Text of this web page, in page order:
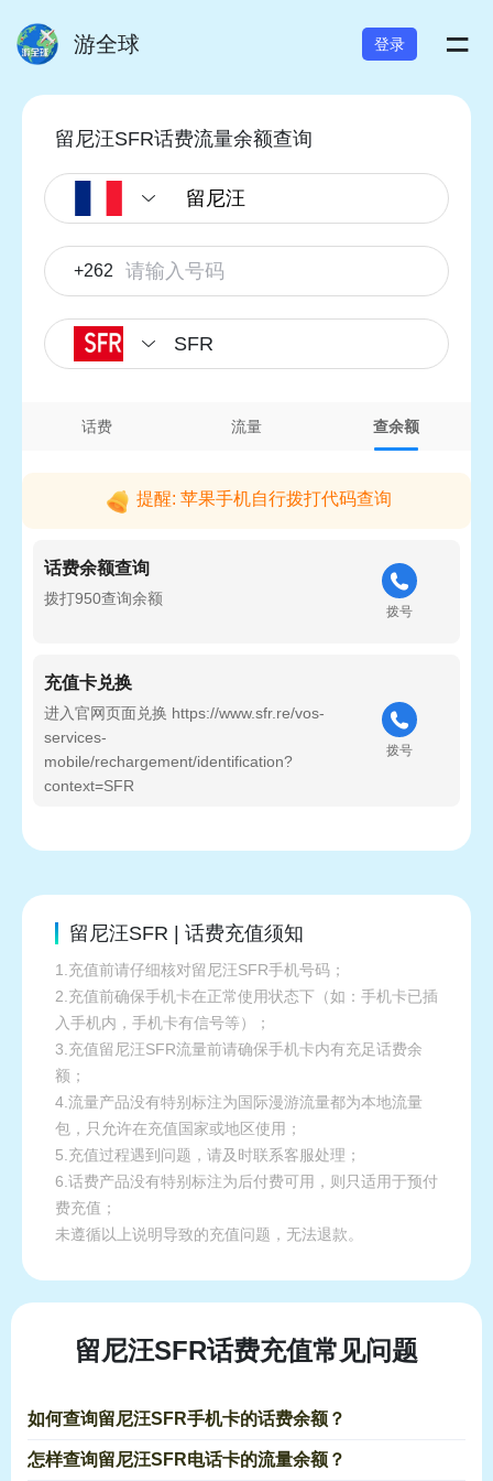
游全球 登录 =
留尼汪SFR话费流量余额查询
+262
SFR
话费 流量 查余额
提醒: 苹果手机自行拨打代码查询
话费余额查询
拨打950查询余额
拨号
充值卡兑换
进入官网页面兑换 https://www.sfr.re/vos-
services-
mobile/rechargement/identification?
context=SFR
拨号
留尼汪SFR | 话费充值须知
1.充值前请仔细核对留尼汪SFR手机号码；
2.充值前确保手机卡在正常使用状态下（如：手机卡已插
入手机内，手机卡有信号等）；
3.充值留尼汪SFR流量前请确保手机卡内有充足话费余
额；
4.流量产品没有特别标注为国际漫游流量都为本地流量
包，只允许在充值国家或地区使用；
5.充值过程遇到问题，请及时联系客服处理；
6.话费产品没有特别标注为后付费可用，则只适用于预付
费充值；
未遵循以上说明导致的充值问题，无法退款。
留尼汪SFR话费充值常见问题
如何查询留尼汪SFR手机卡的话费余额？
怎样查询留尼汪SFR电话卡的流量余额？